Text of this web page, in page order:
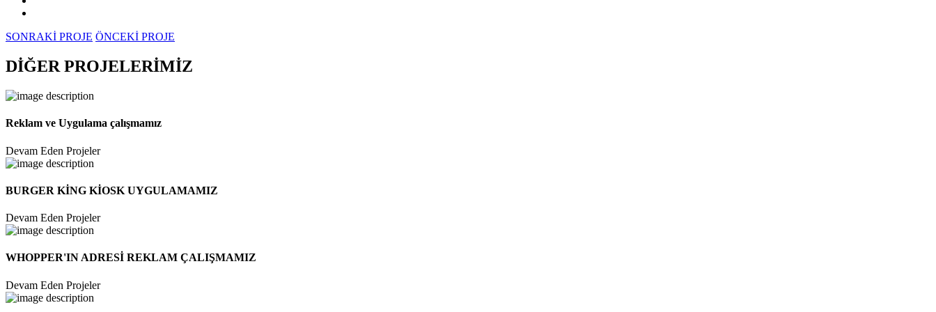
SONRAKİ PROJE ÖNCEKİ PROJE
DİĞER PROJELERİMİZ
Reklam ve Uygulama çalışmamız
Devam Eden Projeler
BURGER KİNG KİOSK UYGULAMAMIZ
Devam Eden Projeler
WHOPPER'IN ADRESİ REKLAM ÇALIŞMAMIZ
Devam Eden Projeler